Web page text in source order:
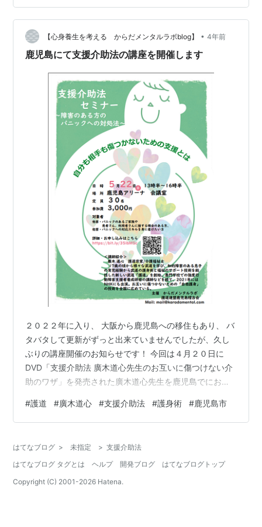
半 総括 支援介助法のセミナー情報 DVDの内容 前半 DVD
の最初はこれまでのパニックや自傷・他害の問題点を紹
介から始まります。 例えば、パニックのある子や大人の
支援において…
【心身養生を考える からだメンタルラボblog】 • 4年前
鹿児島にて支援介助法の講座を開催します
２０２２年に入り、 大阪から鹿児島への移住もあり、 バ
タバタして更新がずっと出来ていませんでしたが、久し
ぶりの講座開催のお知らせです！ 今回は４月２０日に
DVD「支援介助法 廣木道心先生のお互いに傷つけない介
助のワザ」を発売された廣木道心先生を鹿児島でにお招
ックへの対処法～」を５月２２日（日）に開催致しま
す。 ※本講座の募集は終了しました。現在、後日視聴１
brog.com 詳細については以下の通り
#護道 #廣木道心 #支援介助法 #護身術 #鹿児島市
はてなブログ > 未指定 > 支援介助法
はてなブログ タグとは
ヘルプ 開発ブログ
はてなブログトップ
Copyright (C) 2001-2026 Hatena.